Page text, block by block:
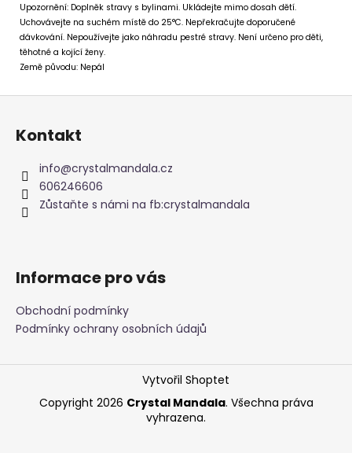
Upozornění: Doplněk stravy s bylinami. Ukládejte mimo dosah dětí.
Uchovávejte na suchém místě do 25°C. Nepřekračujte doporučené
dávkování. Nepoužívejte jako náhradu pestré stravy. Není určeno pro děti,
těhotné a kojící ženy.
Země původu: Nepál
Z
Kontakt
info@crystalmandala.cz
606246606
Zůstaňte s námi na fb:crystalmandala
Informace pro vás
Obchodní podmínky
Podmínky ochrany osobních údajů
Vytvořil Shoptet
Copyright 2026 Crystal Mandala. Všechna práva
vyhrazena.